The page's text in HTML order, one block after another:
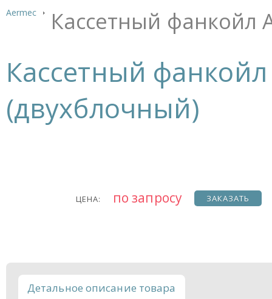
Aermec Кассетный фанкойл
Кассетный фанкойл
(двухблочный)
ЦЕНА: по запросу ЗАКАЗАТЬ
Детальное описание товара